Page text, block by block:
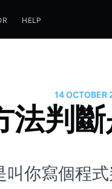
HELP
14 OCTOBER
法判
你寫個程